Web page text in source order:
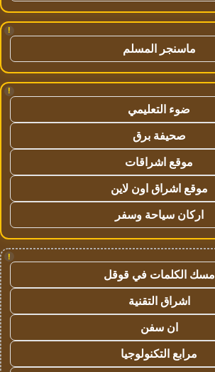
!
ماسنجر المسلم
!
ضوء التعليمي
صحيفة برق
موقع اشراقات
موقع اشراق اون لاين
اركان سياحة وسفر
!
مسك الكلمات في قوقل
اشراق التقنية
ان سفن
مرابع التكنولوجيا